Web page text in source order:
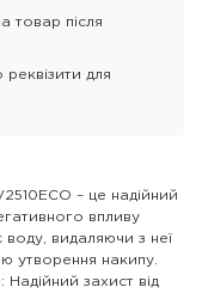
товар після
для
– це надійний
впливу
видаляючи з неї
утворення накипу.
захист від